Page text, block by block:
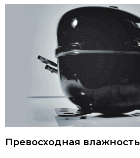
Превосходная влажность